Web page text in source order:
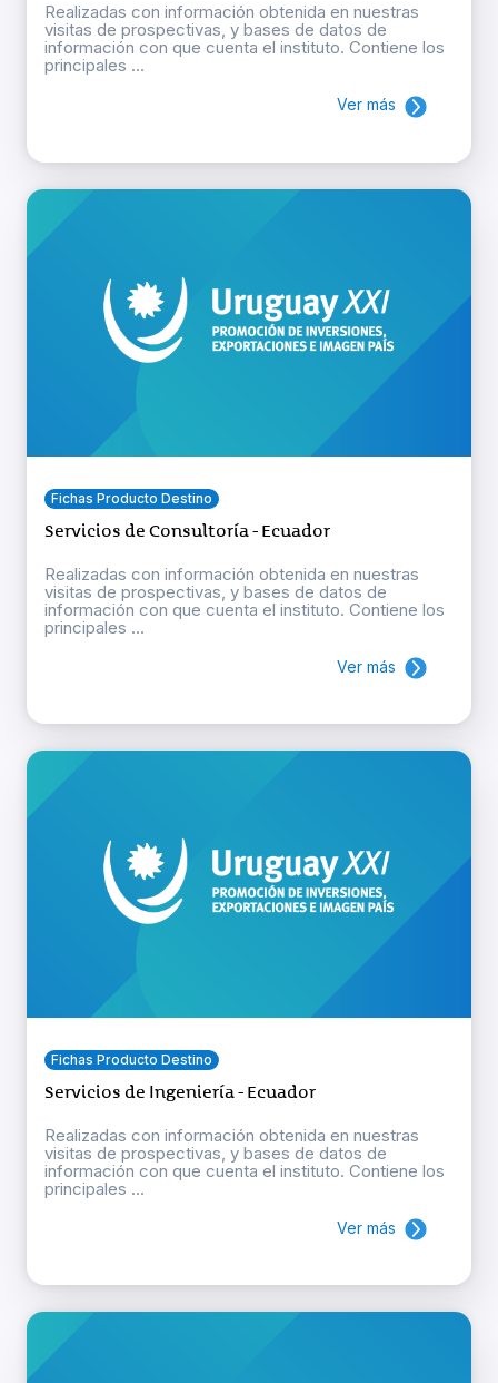
Realizadas con información obtenida en nuestras
visitas de prospectivas, y bases de datos de
información con que cuenta el instituto. Contiene los
principales ...
Ver más
Fichas Producto Destino
Servicios de Consultoría - Ecuador
Realizadas con información obtenida en nuestras
visitas de prospectivas, y bases de datos de
información con que cuenta el instituto. Contiene los
principales ...
Ver más
Fichas Producto Destino
Servicios de Ingeniería - Ecuador
Realizadas con información obtenida en nuestras
visitas de prospectivas, y bases de datos de
información con que cuenta el instituto. Contiene los
principales ...
Ver más